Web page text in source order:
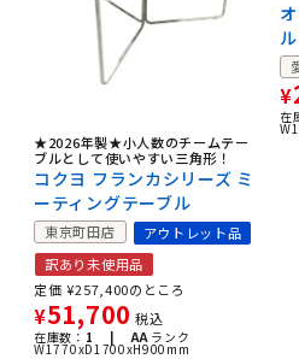
★2026年製★小人数のチームテー
ブルとして使いやすい三角形！
コクヨ フランカシリーズ ミ
ーティングテーブル
東京町田店
アウトレット品
訳あり未使用品
定価 ¥257,400のところ
¥51,700 税込
在庫数： 1 | AA ランク
W1770xD1700xH900mm
ル
¥
在